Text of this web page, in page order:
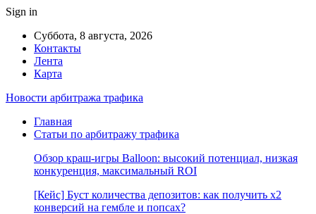
Sign in
Суббота, 8 августа, 2026
Контакты
Лента
Карта
Новости арбитража трафика
Главная
Статьи по арбитражу трафика
Обзор краш-игры Balloon: высокий потенциал, низкая
конкуренция, максимальный ROI
[Кейс] Буст количества депозитов: как получить х2
конверсий на гембле и попсах?